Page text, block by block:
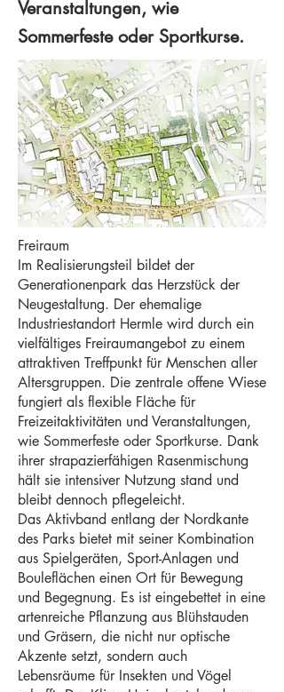
Veranstaltungen, wie
Sommerfeste oder Sportkurse.
Freiraum
Im Realisierungsteil bildet der
Generationenpark das Herzstück der
Neugestaltung. Der ehemalige
Industriestandort Hermle wird durch ein
vielfältiges Freiraumangebot zu einem
attraktiven Treffpunkt für Menschen aller
Altersgruppen. Die zentrale offene Wiese
fungiert als flexible Fläche für
Freizeitaktivitäten und Veranstaltungen,
wie Sommerfeste oder Sportkurse. Dank
ihrer strapazierfähigen Rasenmischung
hält sie intensiver Nutzung stand und
bleibt dennoch pflegeleicht.
Das Aktivband entlang der Nordkante
des Parks bietet mit seiner Kombination
aus Spielgeräten, Sport-Anlagen und
Bouleflächen einen Ort für Bewegung
und Begegnung. Es ist eingebettet in eine
artenreiche Pflanzung aus Blühstauden
und Gräsern, die nicht nur optische
Akzente setzt, sondern auch
Lebensräume für Insekten und Vögel